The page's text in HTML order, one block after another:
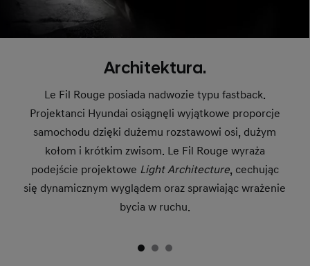
Architektura.
Le Fil Rouge posiada nadwozie typu fastback.
Projektanci Hyundai osiągnęli wyjątkowe proporcje
samochodu dzięki dużemu rozstawowi osi, dużym
kołom i krótkim zwisom. Le Fil Rouge wyraża
podejście projektowe Light Architecture, cechując
się dynamicznym wyglądem oraz sprawiając wrażenie
bycia w ruchu.